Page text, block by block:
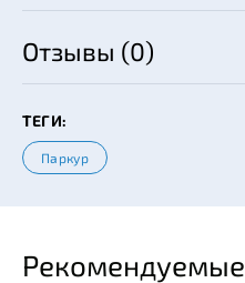
Отзывы (0)
ТЕГИ:
Паркур
Рекомендуемые